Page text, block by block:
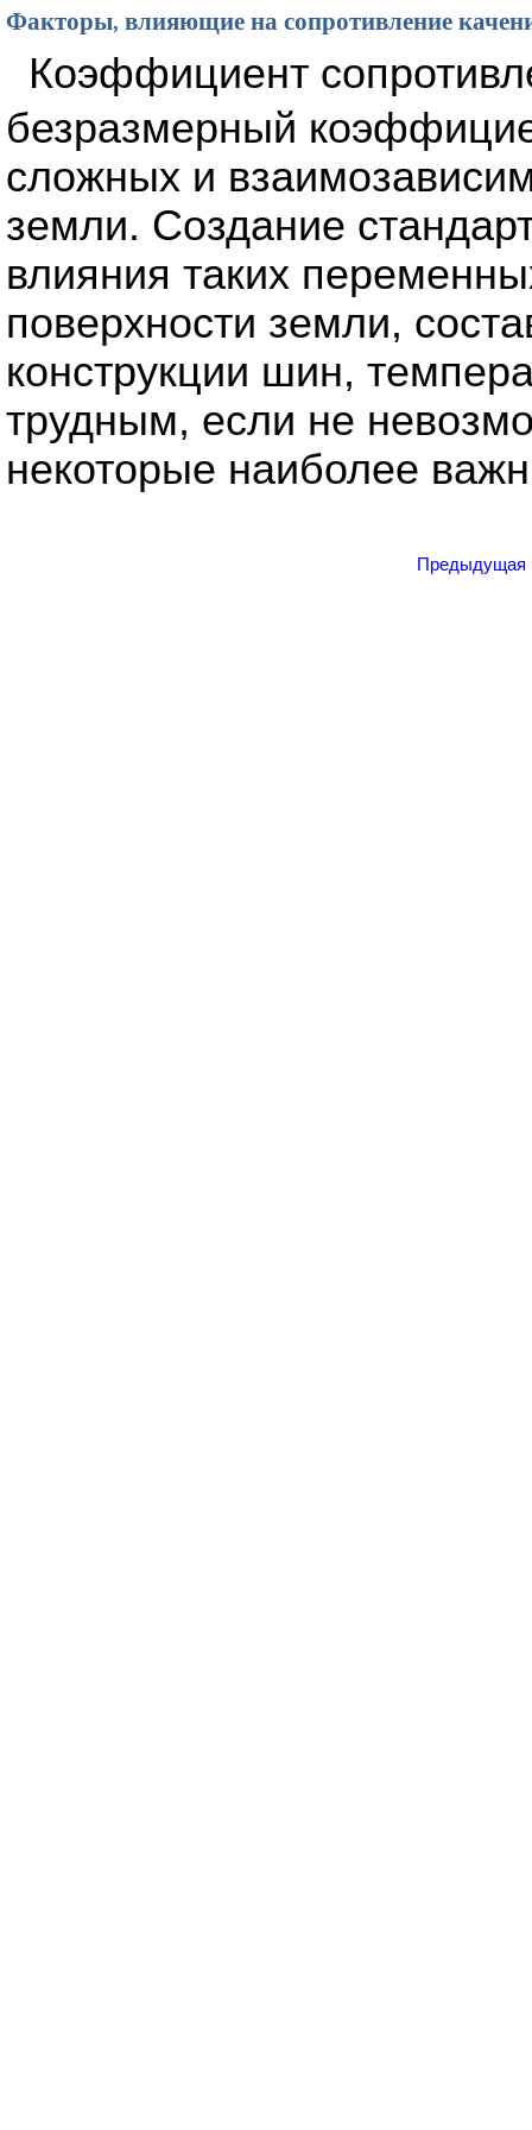
Факторы, влияющие на сопротивление
Коэффициент
безразмерный
сложных и
земли. Создание
влияния таких
поверхности земли,
конструкции шин,
трудным, если не
некоторые наиболее
Предыдущая